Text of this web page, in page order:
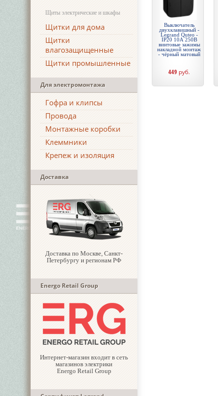
Щиты электрические и шкафы
Щитки для дома
Щитки
влагозащищенные
Щитки промышленные
Для электромонтажа
Гофра и клипсы
Провода
Монтажные коробки
Клеммники
Крепеж и изоляция
Доставка
Доставка по Москве, Санкт-
Петербургу и регионам РФ
Energo Retail Group
Интернет-магазин входит в сеть
магазинов электрики
Energo Retail Group
Выключатель
двухклавишный -
Legrand Quteo -
IP20 10А 250В
винтовые зажимы
накладной монтаж
- чёрный матовый
449 руб.